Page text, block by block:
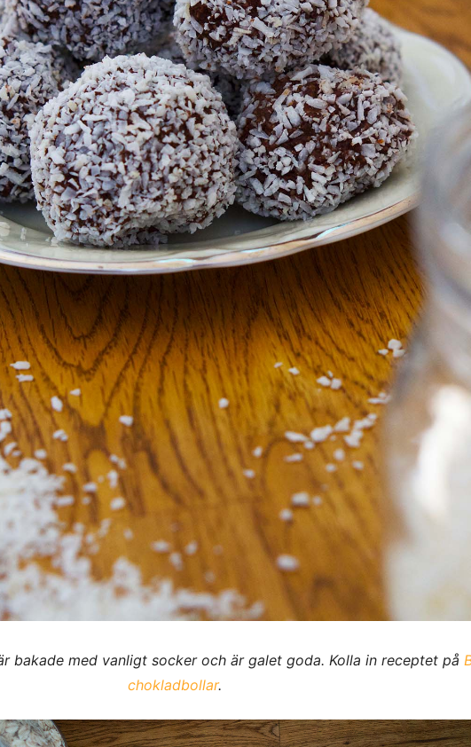
bakade med vanligt socker och är galet goda. Kolla in receptet på
chokladbollar.